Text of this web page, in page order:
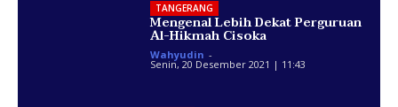
TANGERANG
Mengenal Lebih Dekat Perguruan
Al-Hikmah Cisoka
Wahyudin -
Senin, 20 Desember 2021 | 11:43